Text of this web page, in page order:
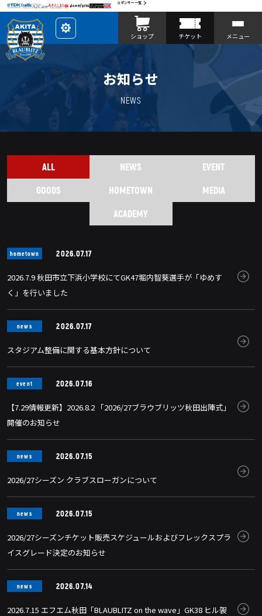
スポンサー一覧
レ
イ
ア
カ
ショップ チケット メニュー
お知らせ
NEWS
ALL NEWS EVENT
GOODS HOMETOWN MEDIA
ACADEMY
hometown 2026.07.17
2026.7.9 秋田市立下浜小学校にてGK47堀内智葵選手が「ゆめす
く」を行いました
news 2026.07.17
スタジアム整備に関する基本方針について
event 2026.07.16
【7.29情報更新】2026.8.2 「2026/27ブラウブリッツ秋田出陣式」
開催のお知らせ
news 2026.07.15
2026/27シーズン クラブスローガンについて
news 2026.07.15
2026/27シーズンチケット販売スケジュールおよびフレックスプラ
イスグレード決定のお知らせ
news 2026.07.14
2026.7.15 エフエム秋田「BLAUBLITZ on the wave」GK38 ヒル袈